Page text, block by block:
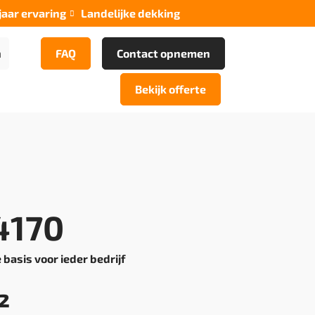
ervaring  Landelijke dekking
FAQ Contact opnemen
Bekijk offerte
voor ieder bedrijf